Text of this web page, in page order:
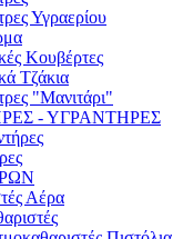
Υγραερίου
Κουβέρτες
Τζάκια
"Μανιτάρι"
- ΥΓΡΑΝΤΗΡΕΣ
Αέρα